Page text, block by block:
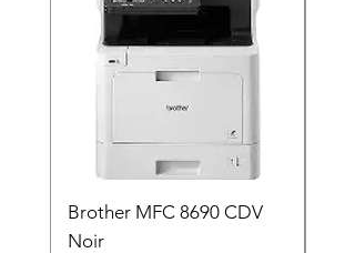
Brother MFC 8690 CDV
Noir